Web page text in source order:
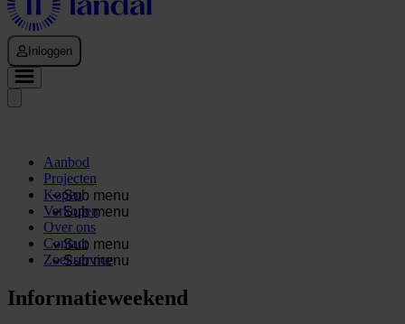
Inloggen
Aanbod
Projecten
Sub menu
Kopen
Sub menu
Verkopen
Over ons
Sub menu
Contact
Sub menu
Zoekservice
Informatieweekend